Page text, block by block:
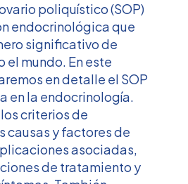
poliquístico (SOP)
endocrinológica que
significativo de
el mundo. En este
en detalle el SOP
en la endocrinología.
criterios de
causas y factores de
asociadas,
de tratamiento y